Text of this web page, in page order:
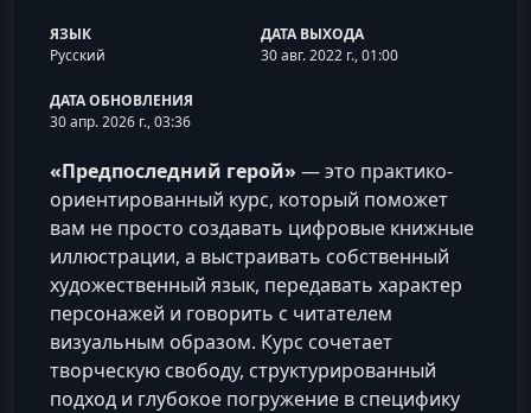
ЯЗЫК
Русский
ДАТА ВЫХОДА
30 авг. 2022 г., 01:00
ДАТА ОБНОВЛЕНИЯ
30 апр. 2026 г., 03:36
«Предпоследний герой» — это практико-
ориентированный курс, который поможет
вам не просто создавать цифровые книжные
иллюстрации, а выстраивать собственный
художественный язык, передавать характер
персонажей и говорить с читателем
визуальным образом. Курс сочетает
творческую свободу, структурированный
подход и глубокое погружение в специфику